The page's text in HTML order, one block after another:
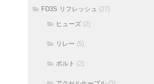
FD3S リフレッシュ (27)
ヒューズ (2)
リレー (5)
ボルト (2)